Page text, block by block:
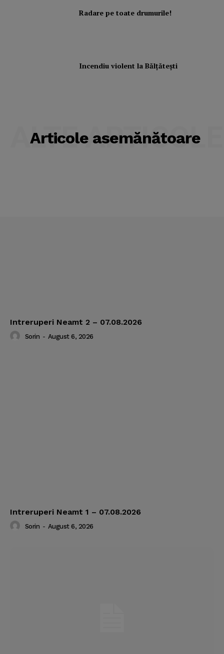
Radare pe toate drumurile!
Incendiu violent la Bălţăteşti
Articole asemănătoare
ALTE ARTICOLE
Intreruperi Neamt 2 – 07.08.2026
Sorin - August 6, 2026
Intreruperi Neamt 1 – 07.08.2026
Sorin - August 6, 2026